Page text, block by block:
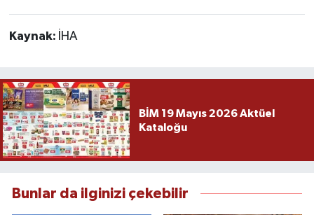
Kaynak: İHA
BİM 19 Mayıs 2026 Aktüel
Kataloğu
Bunlar da ilginizi çekebilir